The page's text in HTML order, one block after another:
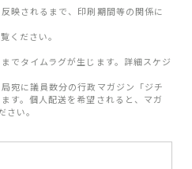
映されるまで、印刷期間等の関係に
ください。
でタイムラグが生じます。詳細スケジ
宛に議員数分の行政マガジン「ジチ
す。個人配送を希望されると、マガ
い。